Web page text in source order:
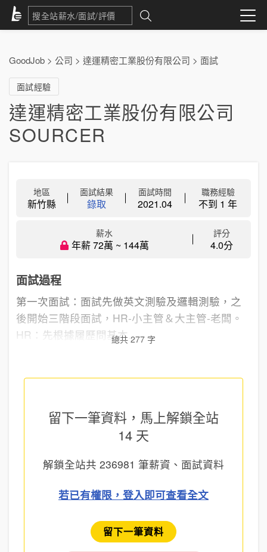
GoodJob > 公司 > 達運精密工業股份有限公司 > 面試
面試經驗
達運精密工業股份有限公司
SOURCER
地區
新竹縣
面試結果
錄取
面試時間
2021.04
職務經驗
不到 1 年
薪水
年薪 72萬 ~ 144萬
評分
4.0分
面試過程
第一次面試：面試先做英文測驗及邏輯測驗，之
後開始三階段面試，HR-小主管＆大主管-老闆。
HR：先根據履歷問基本...
總共 277 字
留下一筆資料，馬上解鎖全站
14 天
解鎖全站共 236981 筆薪資、面試資料
若已有權限，登入即可查看全文
留下一筆資料